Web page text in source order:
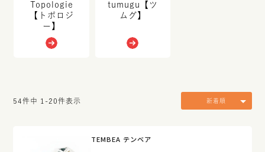
Topologie
【トポロジ
ー】
tumugu【ツ
ムグ】
新着順
54件中 1 -20件表示
TEMBEA テンベア